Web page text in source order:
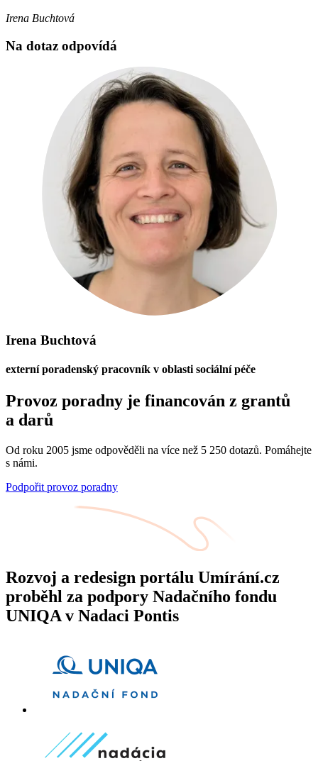
Irena Buchtová
Na dotaz odpovídá
Irena Buchtová
externí poradenský pracovník v oblasti sociální péče
Provoz poradny je financován z grantů
a darů
Od roku 2005 jsme odpověděli na více než 5 250 dotazů. Pomáhejte
s námi.
Podpořit provoz poradny
Rozvoj a redesign portálu Umírání.cz
proběhl za podpory Nadačního fondu
UNIQA v Nadaci Pontis